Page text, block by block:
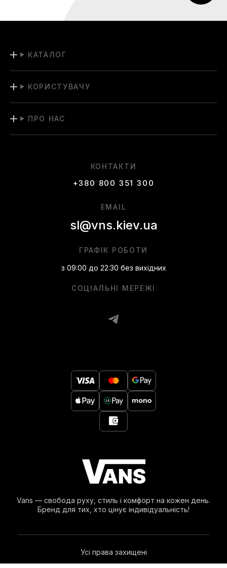
Vans — свобода руху, стиль і комфорт на кожен день.
Бренд для тих, хто цінує індивідуальність!
КАТАЛОГ
КОРИСТУВАЧУ
ПРО НАС
КОНТАКТИ
+380 800 351 300
СОЦІАЛЬНІ МЕРЕЖІ
ГРАФІК РОБОТИ
з 09:00 до 22:30 без вихідних
EMAIL
sl@vns.kiev.ua
Усі права захищені